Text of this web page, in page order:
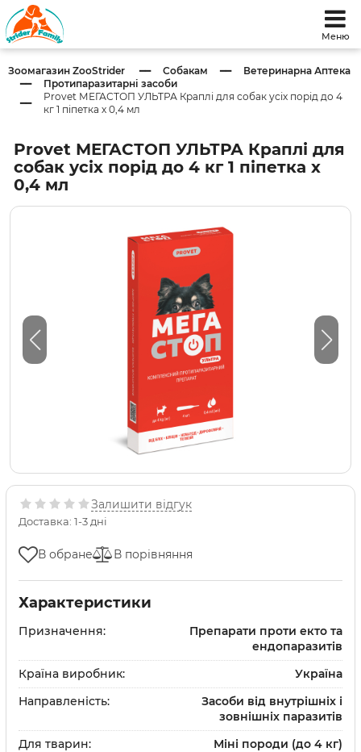
Меню
Зоомагазин ZooStrider Собакам
Ветеринарна Аптека
Протипаразитарні засоби
Provet МЕГАСТОП УЛЬТРА Краплі для собак усіх порід до 4
кг 1 піпетка х 0,4 мл
Provet МЕГАСТОП УЛЬТРА Краплі для
собак усіх порід до 4 кг 1 піпетка х
0,4 мл
Залишити відгук
Доставка: 1-3 дні
В обране В порівняння
Характеристики
Призначення:
Препарати проти екто та
ендопаразитів
Країна виробник:
Україна
Направленість:
Засоби від внутрішніх і
зовнішніх паразитів
Для тварин:
Міні породи (до 4 кг)